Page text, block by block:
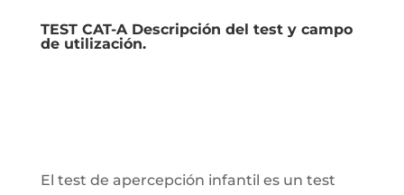
TEST CAT-A Descripción del test y campo
de utilización.
El test de apercepción infantil es un test